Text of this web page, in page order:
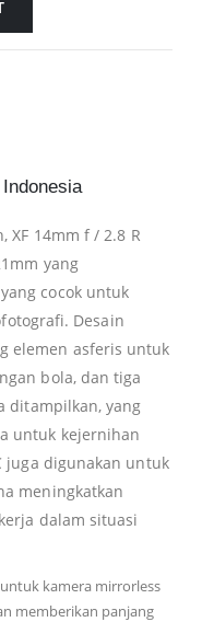
XF 14mm f / 2.8 R
yang
cocok untuk
Desain
elemen asferis untuk
bola, dan tiga
ditampilkan, yang
untuk kejernihan
juga digunakan untuk
meningkatkan
dalam situasi
kamera mirrorless
memberikan panjang